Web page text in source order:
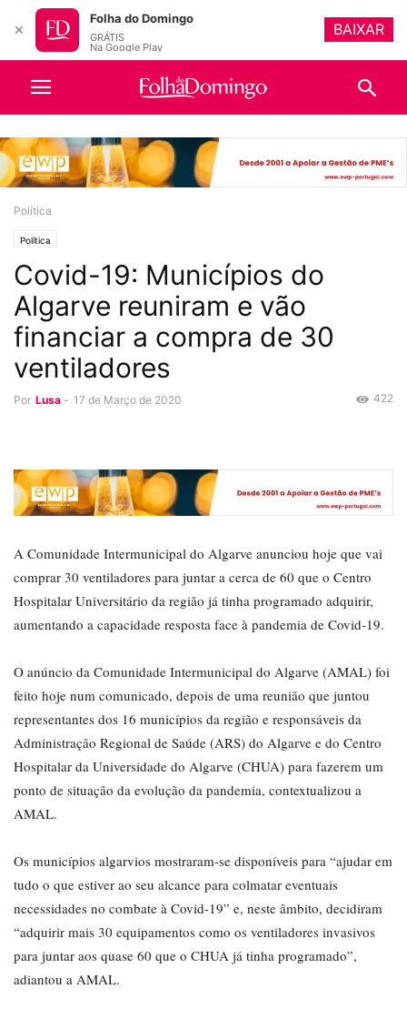
Política
Política
Covid-19: Municípios do
Algarve reuniram e vão
financiar a compra de 30
ventiladores
Por Lusa - 17 de Março de 2020 422
A Comunidade Intermunicipal do Algarve anunciou hoje que vai
comprar 30 ventiladores para juntar a cerca de 60 que o Centro
Hospitalar Universitário da região já tinha programado adquirir,
aumentando a capacidade resposta face à pandemia de Covid-19.
O anúncio da Comunidade Intermunicipal do Algarve (AMAL) foi
feito hoje num comunicado, depois de uma reunião que juntou
representantes dos 16 municípios da região e responsáveis da
Administração Regional de Saúde (ARS) do Algarve e do Centro
Hospitalar da Universidade do Algarve (CHUA) para fazerem um
ponto de situação da evolução da pandemia, contextualizou a
AMAL.
Os municípios algarvios mostraram-se disponíveis para “ajudar em
tudo o que estiver ao seu alcance para colmatar eventuais
necessidades no combate à Covid-19” e, neste âmbito, decidiram
“adquirir mais 30 equipamentos como os ventiladores invasivos
para juntar aos quase 60 que o CHUA já tinha programado”,
adiantou a AMAL.
✕
Folha do Domingo
GRÁTIS
Na Google Play
BAIXAR